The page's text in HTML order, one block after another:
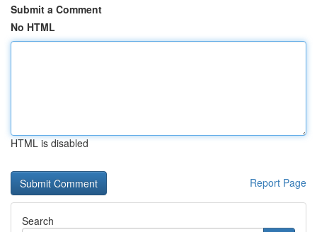
Submit a Comment
No HTML
HTML is disabled
Report Page
Search